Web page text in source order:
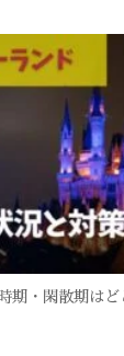
期・閑散期は